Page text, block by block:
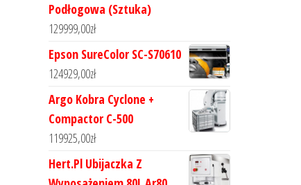
Podłogowa (Sztuka)
129999,00zł
Epson SureColor SC-S70610
124929,00zł
Argo Kobra Cyclone +
Compactor C-500
119925,00zł
Hert.Pl Ubijaczka Z